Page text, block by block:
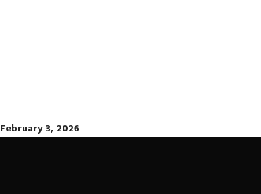
February 3, 2026